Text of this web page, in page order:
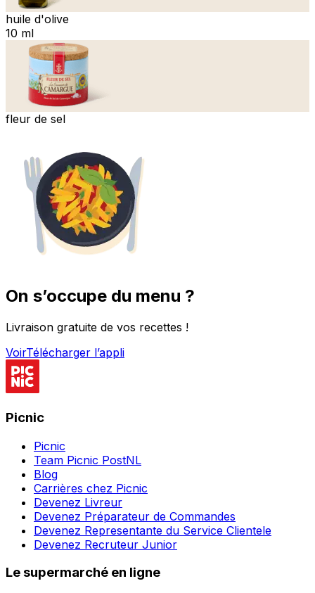
huile d'olive
10 ml
fleur de sel
On s’occupe du menu ?
Livraison gratuite de vos recettes !
VoirTélécharger l’appli
Picnic
Picnic
Team Picnic PostNL
Blog
Carrières chez Picnic
Devenez Livreur
Devenez Préparateur de Commandes
Devenez Representante du Service Clientele
Devenez Recruteur Junior
Le supermarché en ligne